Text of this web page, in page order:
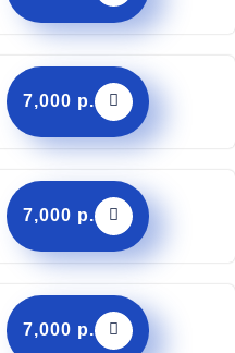
7,000 р.
7,000 р.
7,000 р.